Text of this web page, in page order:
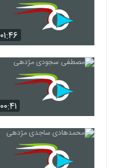
۰۱:۴۶
۰۰:۴۱